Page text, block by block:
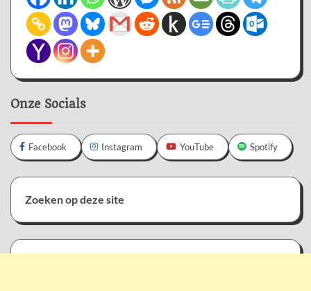
Onze Socials
Facebook Instagram YouTube Spotify
Zoeken op deze site